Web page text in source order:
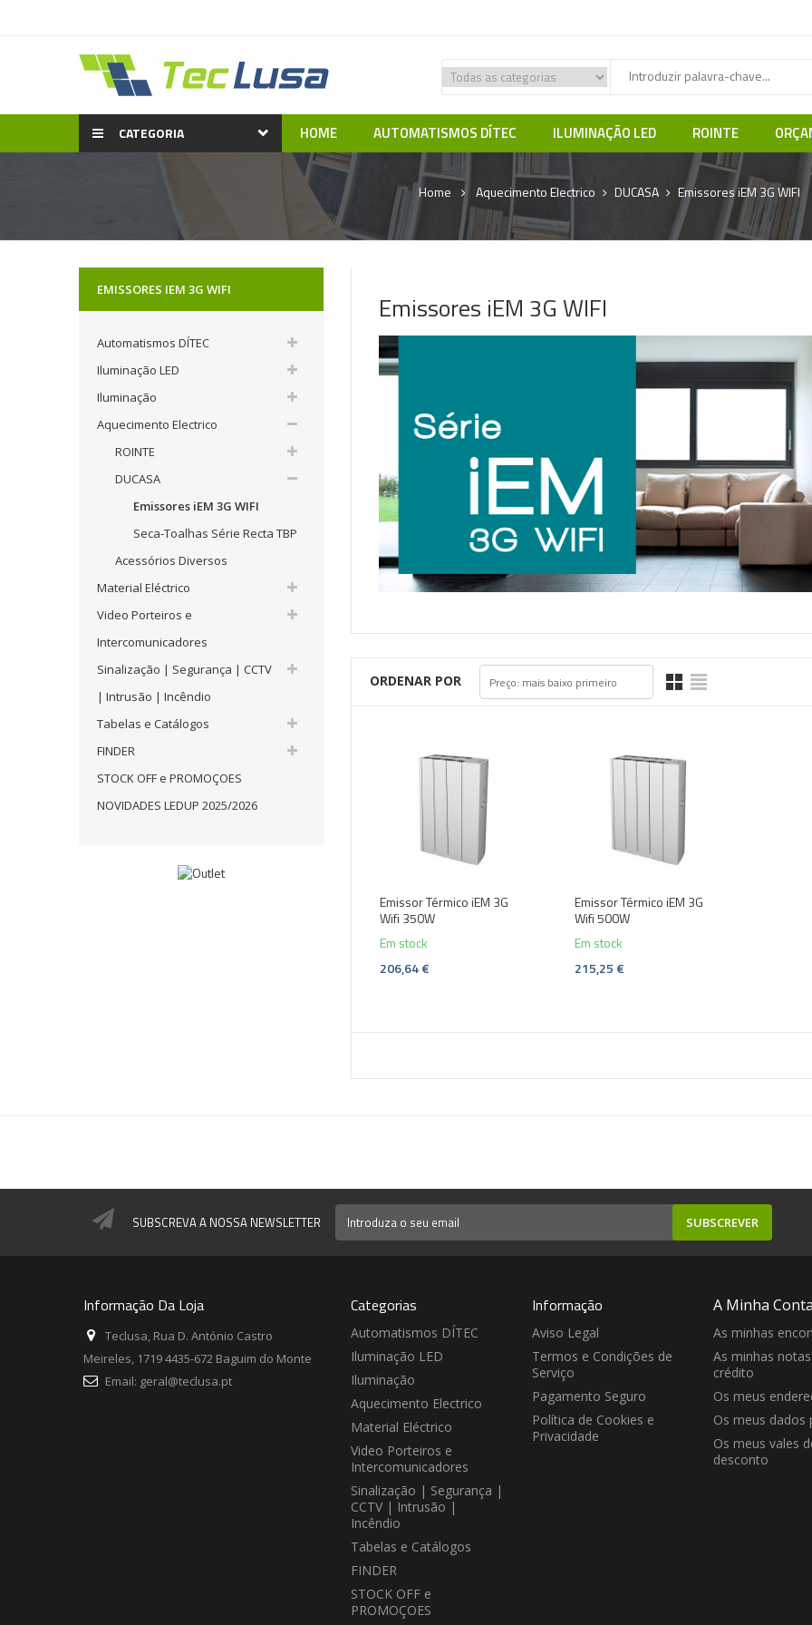
CATEGORIA HOME AUTOMATISMOS DÍTEC ILUMINAÇÃO LED ROINTE
Home Aquecimento Electrico DUCASA Emissores iEM 3G WIFI
EMISSORES IEM 3G WIFI
Automatismos DÍTEC
Iluminação LED
Iluminação
Aquecimento Electrico
ROINTE
DUCASA
Emissores iEM 3G WIFI
Seca-Toalhas Série Recta TBP
Acessórios Diversos
Material Eléctrico
Video Porteiros e
Intercomunicadores
Sinalização | Segurança | CCTV
| Intrusão | Incêndio
Tabelas e Catálogos
FINDER
STOCK OFF e PROMOÇOES
NOVIDADES LEDUP 2025/2026
Emissores iEM 3G WIFI
ORDENAR POR Preço: mais baixo primeiro
Emissor Térmico iEM 3G
Wifi 350W
Em stock
206,64 €
Emissor Térmico iEM 3G
Wifi 500W
Em stock
215,25 €
SUBSCREVA A NOSSA NEWSLETTER SUBSCREVER
Informação Da Loja
Teclusa, Rua D. António Castro
Meireles, 1719 4435-672 Baguim do Monte
Email: geral@teclusa.pt
Categorias
Automatismos DÍTEC
Iluminação LED
Iluminação
Aquecimento Electrico
Material Eléctrico
Video Porteiros e
Intercomunicadores
Sinalização | Segurança |
CCTV | Intrusão |
Incêndio
Tabelas e Catálogos
FINDER
STOCK OFF e
PROMOÇOES
Informação
Aviso Legal
Termos e Condições de
Serviço
Pagamento Seguro
Política de Cookies e
Privacidade
A Minha Conta
As minhas
As minhas
crédito
Os meus
Os meus dados
Os meus vales
desconto